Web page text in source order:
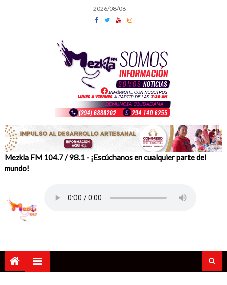
content
2026/08/08
Mezkla FM 104.7 / 98.1 - ¡Escúchanos en cualquier parte del
mundo!